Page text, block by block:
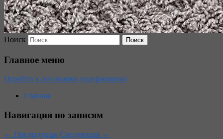
Поиск
Главное меню
Перейти к основному содержимому
Главная
Навигация по записям
← Предыдущая Следующая →